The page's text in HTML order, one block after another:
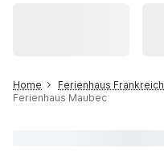
Home Ferienhaus Frankreich
Ferienhaus Maubec